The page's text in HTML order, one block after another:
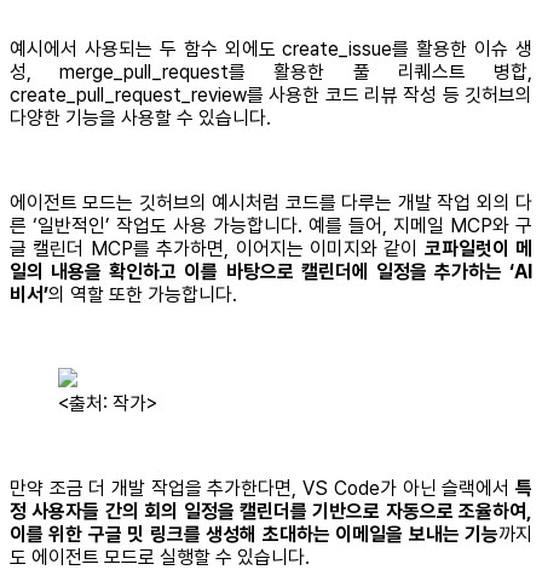
예시에서 사용되는 두 함수 외에도 create_issue를 활용한 이슈 생
성, merge_pull_request를 활용한 풀 리퀘스트 병합,
create_pull_request_review를 사용한 코드 리뷰 작성 등 깃허브의
다양한 기능을 사용할 수 있습니다.
에이전트 모드는 깃허브의 예시처럼 코드를 다루는 개발 작업 외의 다
른 ‘일반적인’ 작업도 사용 가능합니다. 예를 들어, 지메일 MCP와 구
글 캘린더 MCP를 추가하면, 이어지는 이미지와 같이 코파일럿이 메
일의 내용을 확인하고 이를 바탕으로 캘린더에 일정을 추가하는 ‘AI
비서’의 역할 또한 가능합니다.
<출처: 작가>
만약 조금 더 개발 작업을 추가한다면, VS Code가 아닌 슬랙에서 특
정 사용자들 간의 회의 일정을 캘린더를 기반으로 자동으로 조율하여,
이를 위한 구글 밋 링크를 생성해 초대하는 이메일을 보내는 기능까지
도 에이전트 모드로 실행할 수 있습니다.